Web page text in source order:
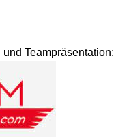
Teampräsentation: